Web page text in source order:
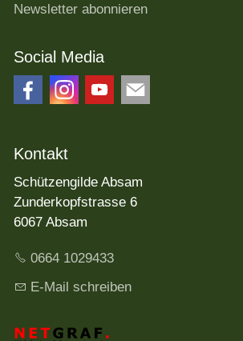
Newsletter abonnieren
Social Media
Kontakt
Schützengilde Absam
Zunderkopfstrasse 6
6067 Absam
0664 1029433
E-Mail schreiben